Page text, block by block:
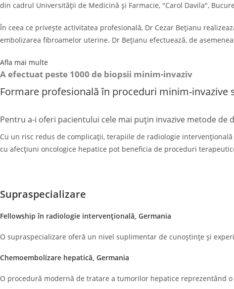
din cadrul Universității de Medicină și Farmacie, "Carol Davila",
În ceea ce privește activitatea profesională, Dr Cezar Bețianu
embolizarea fibroamelor uterine. Dr Bețianu efectuează, de
Afla mai multe
A efectuat peste 1000 de biopsii minim-invaziv
Formare profesională în proceduri minim-invazive
Pentru a-i oferi pacientului cele mai puțin invazive metode
Cu un risc redus de complicații, terapiile de radiologie
cu afecțiuni oncologice hepatice pot beneficia de proceduri
Supraspecializare
Fellowship în radiologie intervențională, Germania
O supraspecializare oferă un nivel suplimentar de cunoștințe și
Chemoembolizare hepatică, Germania
O procedură modernă de tratare a tumorilor hepatice reprezentând